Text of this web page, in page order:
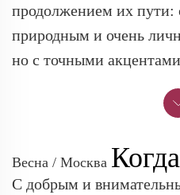
продолжением их
природным и очень
но с точными
Весна / Москва
С добрым и